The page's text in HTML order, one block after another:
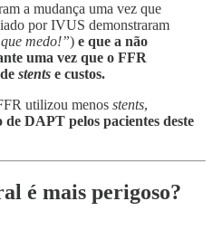
a mudança uma vez que
por IVUS demonstraram
medo!”) e que a não
uma vez que o FFR
stents e custos.
utilizou menos stents,
DAPT pelos pacientes deste
é mais perigoso?